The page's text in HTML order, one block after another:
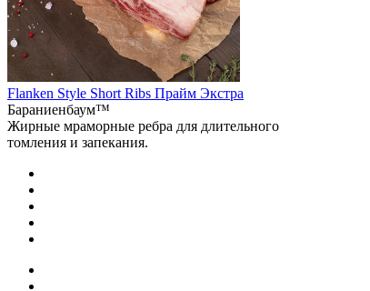
Flanken Style Short Ribs Прайм Экстра
Бараниенбаум™
Жирные мраморные ребра для длительного
томления и запекания.